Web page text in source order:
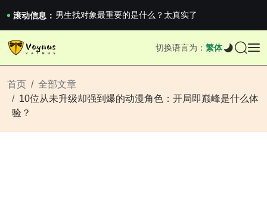
滚动信息： 男生找对象最重要的是什么？太真实了
2026澳网男单收官：全满贯对上全满亚，德约...
《巅峰守卫 Highguard》正式上线，官...
《巅峰守卫 Highguard》正式上线，官...
切换语言为： 繁体
首页
全部文章
10位从未升级却强到爆的动漫角色：开局即巅峰是什么体
验？